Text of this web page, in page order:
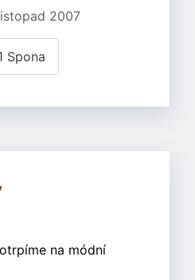
2007
Spona
na módní